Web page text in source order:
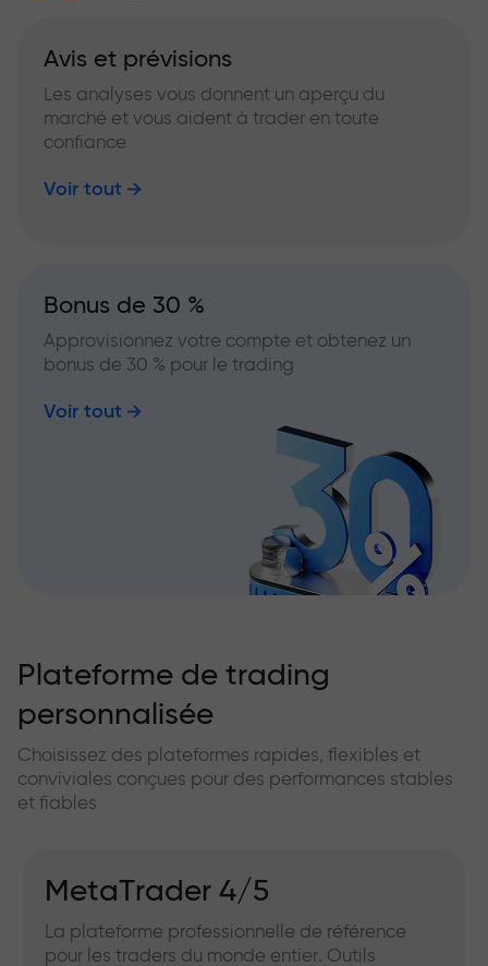
Avis et prévisions
Les analyses vous donnent un aperçu du
marché et vous aident à trader en toute
confiance
Voir tout
Bonus de 30 %
Approvisionnez votre compte et obtenez un
bonus de 30 % pour le trading
Voir tout
Plateforme de trading
personnalisée
Choisissez des plateformes rapides, flexibles et
conviviales conçues pour des performances stables
et fiables
MetaTrader 4/5
La plateforme professionnelle de référence
pour les traders du monde entier. Outils